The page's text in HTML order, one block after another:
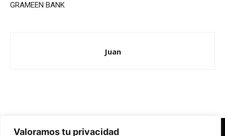
Valoramos tu privacidad
GRAMEEN BANK
Juan